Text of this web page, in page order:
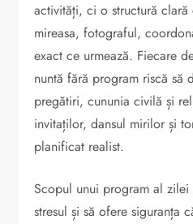
activități, ci o structură clară
mireasa, fotograful,
exact ce urmează. Fiecare
nuntă fără program riscă să
pregătiri, cununia civilă și
invitaților, dansul mirilor și
planificat realist.
Scopul unui program al zilei
stresul și să ofere siguranța